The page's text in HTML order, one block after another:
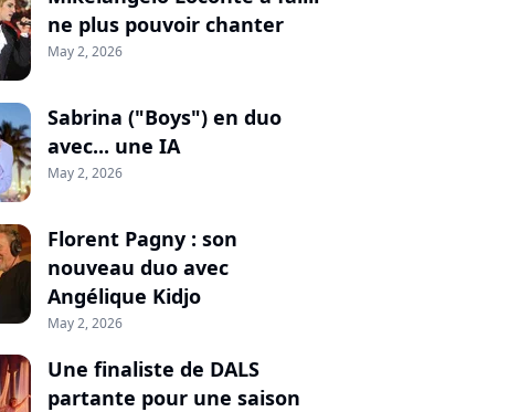
ne plus pouvoir chanter
May 2, 2026
Sabrina ("Boys") en duo
avec... une IA
May 2, 2026
Florent Pagny : son
nouveau duo avec
Angélique Kidjo
May 2, 2026
Une finaliste de DALS
partante pour une saison